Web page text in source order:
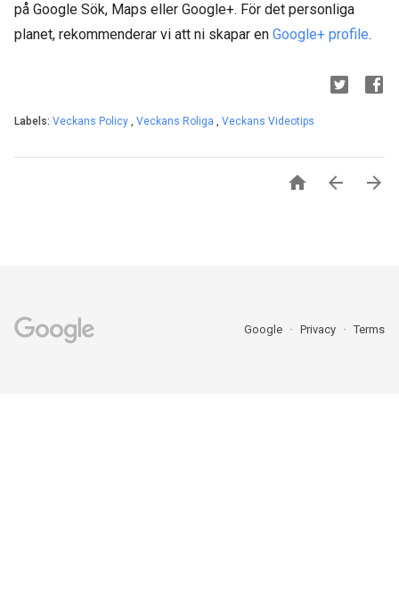
på Google Sök, Maps eller Google+. För det personliga
planet, rekommenderar vi att ni skapar en Google+ profile.
Labels: Veckans Policy , Veckans Roliga , Veckans Videotips
  
Google Privacy Terms